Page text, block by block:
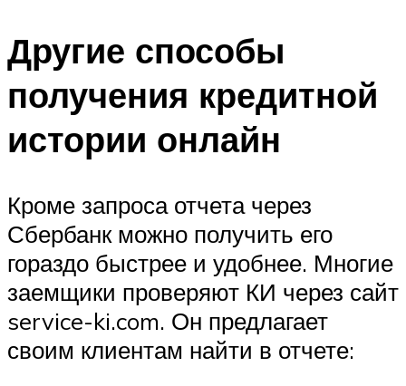
Другие способы
получения кредитной
истории онлайн
Кроме запроса отчета через
Сбербанк можно получить его
гораздо быстрее и удобнее. Многие
заемщики проверяют КИ через сайт
service-ki.com. Он предлагает
своим клиентам найти в отчете: